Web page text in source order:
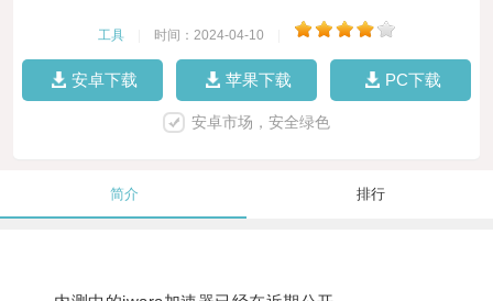
工具 时间：2024-04-10
安卓下载 苹果下载 PC下载
安卓市场，安全绿色
简介 排行